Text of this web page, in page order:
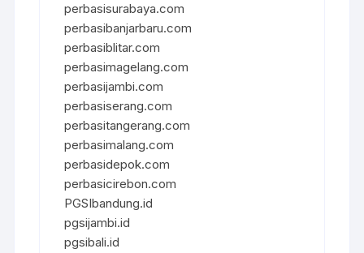
perbasisurabaya.com
perbasibanjarbaru.com
perbasiblitar.com
perbasimagelang.com
perbasijambi.com
perbasiserang.com
perbasitangerang.com
perbasimalang.com
perbasidepok.com
perbasicirebon.com
PGSIbandung.id
pgsijambi.id
pgsibali.id